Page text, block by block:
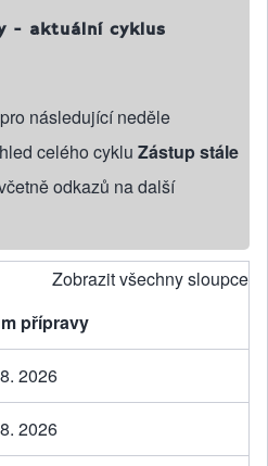
- aktuální cyklus
následující neděle
celého cyklu Zástup stále
odkazů na další
Zobrazit všechny sloupce
přípravy
2026
2026